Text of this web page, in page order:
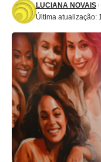
Última atualização:
LUCIANA NOVAIS